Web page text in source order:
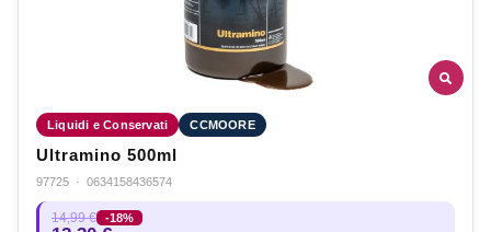
Liquidi e Conservati CCMOORE
Ultramino 500ml
97725 · 0634158436574
14,99 € -18%